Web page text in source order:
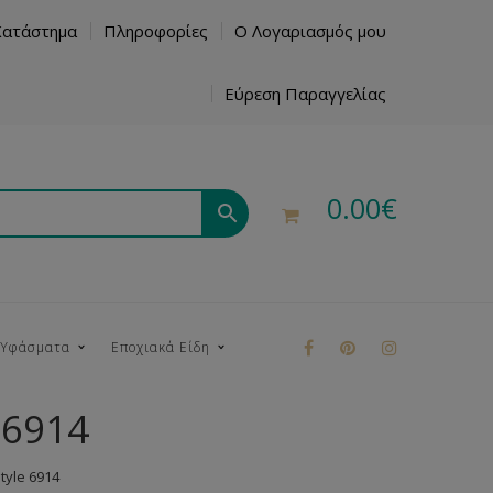
Πληροφορίες Ο Λογαριασμός μου
Εύρεση Παραγγελίας
0.00€
Εποχιακά Είδη
6914